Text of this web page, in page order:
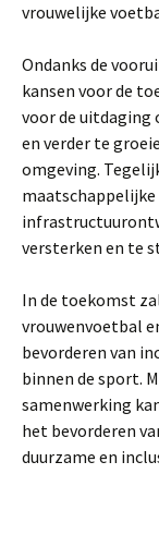
vrouwelijke
Ondanks de
kansen voor de
voor de uitdaging
en verder te
omgeving.
versterken en te
In de toekomst
vrouwenvoetbal
bevorderen van
binnen de sport.
samenwerking
het bevorderen
duurzame en